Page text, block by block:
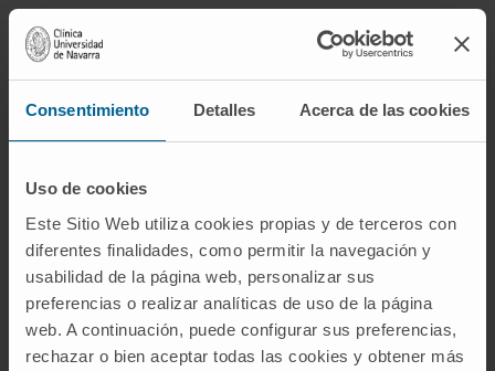
Consentimiento Detalles Acerca de las cookies
Uso de cookies
Este Sitio Web utiliza cookies propias y de terceros con
diferentes finalidades, como permitir la navegación y
usabilidad de la página web, personalizar sus
preferencias o realizar analíticas de uso de la página
web. A continuación, puede configurar sus preferencias,
rechazar o bien aceptar todas las cookies y obtener más